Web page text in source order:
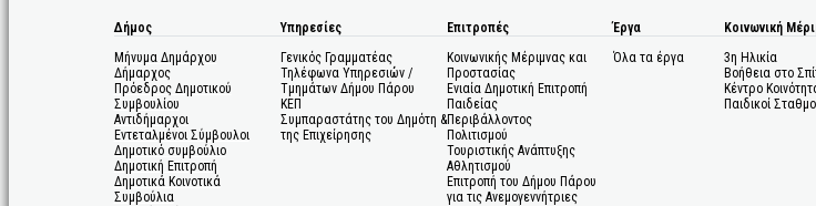
Δήμος
Μήνυμα Δημάρχου
Δήμαρχος
Πρόεδρος Δημοτικού
Συμβουλίου
Αντιδήμαρχοι
Εντεταλμένοι Σύμβουλοι
Δημοτικό συμβούλιο
Δημοτική Επιτροπή
Δημοτικά Κοινοτικά
Συμβούλια
Υπηρεσίες
Γενικός Γραμματέας
Τηλέφωνα Υπηρεσιών /
Τμημάτων Δήμου Πάρου
ΚΕΠ
Συμπαραστάτης του Δημότη &
της Επιχείρησης
Επιτροπές
Κοινωνικής Μέριμνας και
Προστασίας
Ενιαία Δημοτική Επιτροπή
Παιδείας
Περιβάλλοντος
Πολιτισμού
Τουριστικής Ανάπτυξης
Αθλητισμού
Επιτροπή του Δήμου Πάρου
για τις Ανεμογεννήτριες
Έργα
Όλα τα έργα
Κοινωνική
3η Ηλικία
Βοήθεια στο
Κέντρο
Παιδικοί